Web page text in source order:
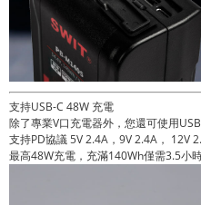
支持USB-C 48W 充電
除了專業V口充電器外，您還可使用
支持PD協議 5V 2.4A，9V 2.4A， 12V
最高48W充電，充滿140Wh僅需3.5小時